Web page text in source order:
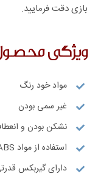
بازی دقت فرمایید.
ویژگی
مواد خود رنگ
غیر سمی بودن
نشکن بودن و
استفاده از مواد ABS درجه یک
دارای گیربکس